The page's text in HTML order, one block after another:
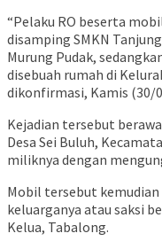
“Pelaku RO beserta
disamping SMKN
Murung Pudak,
disebuah rumah di
dikonfirmasi, Kamis (30/
Kejadian tersebut
Desa Sei Buluh,
miliknya dengan
Mobil tersebut
keluarganya atau saksi
Kelua, Tabalong.